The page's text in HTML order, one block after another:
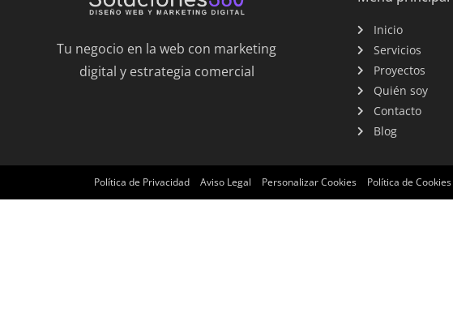
p n
Tu negocio en la web con marketing
digital y estrategia comercial
Inicio
Servicios
Proyectos
Quién soy
Contacto
Blog
Política de Privacidad Aviso Legal Personalizar Cookies Política de Cookies